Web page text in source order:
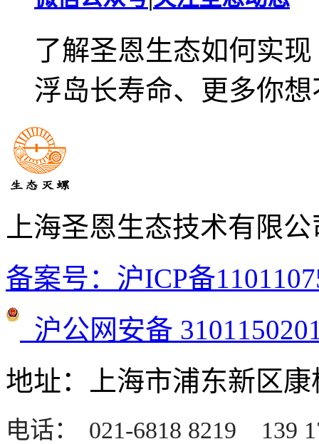
了解圣恩生态如何实现
浮岛长寿命、更多你
上海圣恩生态技术有限
备案号：沪ICP备
沪公网安备
地址：上海市浦东新区康
电话： 021-6818 8219 139